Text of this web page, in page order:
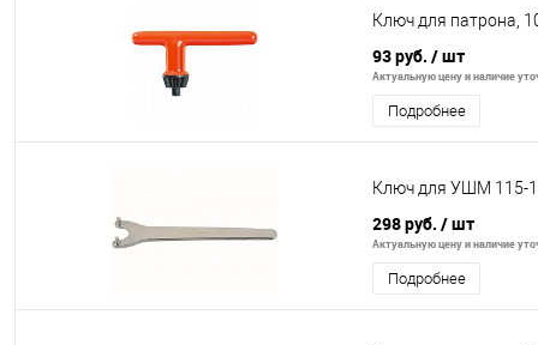
Ключ для патрона,
93 руб. / шт
Актуальную цену и наличие
Подробнее
Ключ для УШМ 115-
298 руб. / шт
Актуальную цену и наличие
Подробнее